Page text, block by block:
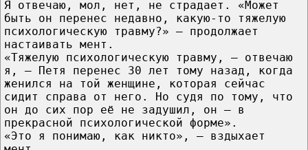
Я отвечаю, мол, нет, не страдает. «Может
быть он перенес недавно, какую-то тяжелую
психологическую травму?» – продолжает
настаивать мент.
«Тяжелую психологическую травму, – отвечаю
я, – Петя перенес 30 лет тому назад, когда
женился на той женщине, которая сейчас
сидит справа от него. Но судя по тому, что
он до сих пор её не задушил, он – в
прекрасной психологической форме».
«Это я понимаю, как никто», – вздыхает